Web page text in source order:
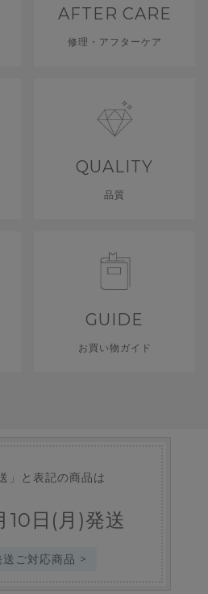
AFTER CARE
修理・アフターケア
QUALITY
品質
GUIDE
お買い物ガイド
」と表記の商品は
10 日 (月)発送
送ご対応商品 >